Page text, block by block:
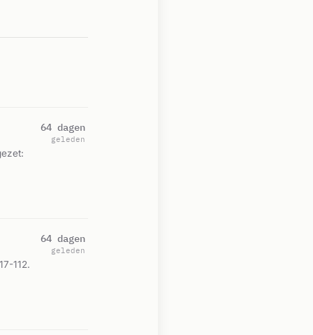
64 dagen
geleden
112.
64 dagen
geleden